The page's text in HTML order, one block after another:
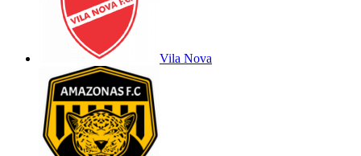
Vila Nova